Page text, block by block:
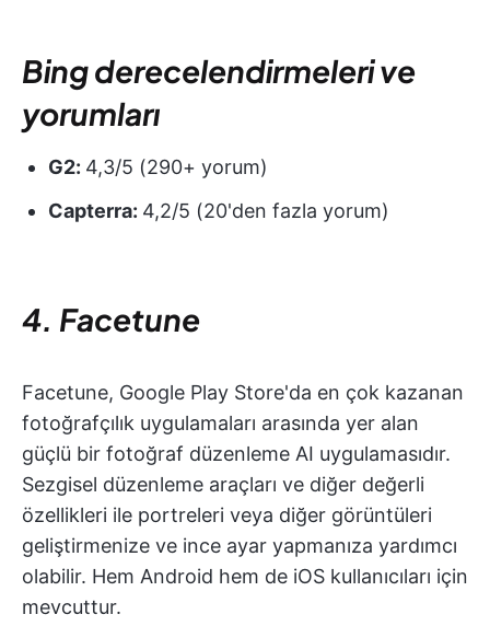
Bing derecelendirmeleri ve
yorumları
G2: 4,3/5 (290+ yorum)
Capterra: 4,2/5 (20'den fazla yorum)
4. Facetune
Facetune, Google Play Store'da en çok kazanan
fotoğrafçılık uygulamaları arasında yer alan
güçlü bir fotoğraf düzenleme AI uygulamasıdır.
Sezgisel düzenleme araçları ve diğer değerli
özellikleri ile portreleri veya diğer görüntüleri
geliştirmenize ve ince ayar yapmanıza yardımcı
olabilir. Hem Android hem de iOS kullanıcıları için
mevcuttur.